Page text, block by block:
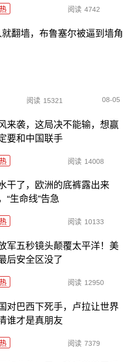
阅读 4742
翻墙，布鲁塞尔被逼到墙角
阅读 15321 08-05
来袭，这局决不能输，想赢
要和中国联手
阅读 14008
干了，欧洲的底裤露出来
“生命线”告急
阅读 10133
军五秒镜头颠覆太平洋！美
后安全区没了
阅读 12950
对巴西下死手，卢拉让世界
谁才是真朋友
阅读 7379